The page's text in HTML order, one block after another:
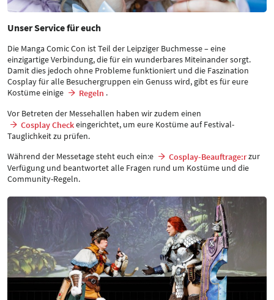
Unser Service für euch
Die Manga Comic Con ist Teil der Leipziger Buchmesse – eine
einzigartige Verbindung, die für ein wunderbares Miteinander sorgt.
Damit dies jedoch ohne Probleme funktioniert und die Faszination
Cosplay für alle Besuchergruppen ein Genuss wird, gibt es für eure
Kostüme einige
Regeln .
Vor Betreten der Messehallen haben wir zudem einen
Cosplay Checkeingerichtet, um eure Kostüme auf Festival-
Tauglichkeit zu prüfen.
Während der Messetage steht euch ein:e
Cosplay-Beauftrage:rzur
Verfügung und beantwortet alle Fragen rund um Kostüme und die
Community-Regeln.